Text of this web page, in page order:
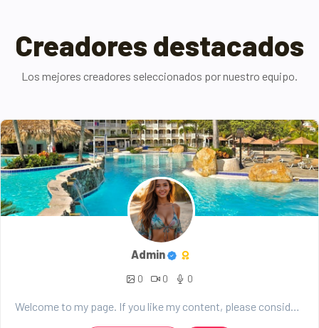
Creadores destacados
Los mejores creadores seleccionados por nuestro equipo.
Admin
0 0 0
Welcome to my page. If you like my content, please consider support. Any donation will be well recei...